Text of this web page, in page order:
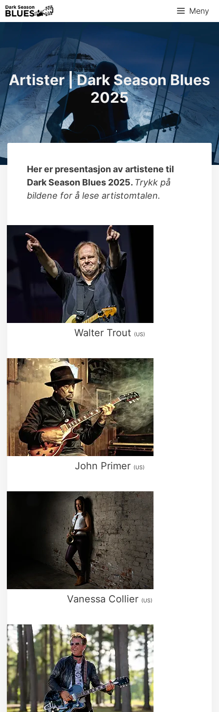
Meny
Artister | Dark Season Blues
2025
Her er presentasjon av artistene til
Dark Season Blues 2025. Trykk på
bildene for å lese artistomtalen.
Walter Trout (US)
John Primer (US)
Vanessa Collier (US)